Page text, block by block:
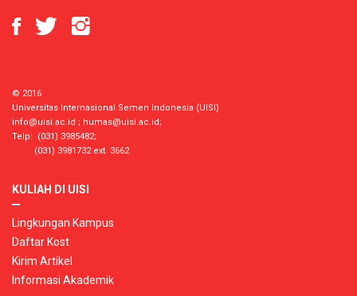
© 2016
Universitas Internasional Semen Indonesia (UISI)
info@uisi.ac.id ; humas@uisi.ac.id;
Telp: (031) 3985482;
(031) 3981732 ext. 3662
KULIAH DI UISI
Lingkungan Kampus
Daftar Kost
Kirim Artikel
Informasi Akademik